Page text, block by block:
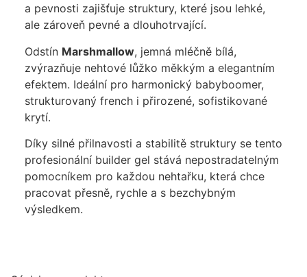
a pevnosti zajišťuje struktury, které jsou lehké,
ale zároveň pevné a dlouhotrvající.
Odstín Marshmallow, jemná mléčně bílá,
zvýrazňuje nehtové lůžko měkkým a elegantním
efektem. Ideální pro harmonický babyboomer,
strukturovaný french i přirozené, sofistikované
krytí.
Díky silné přilnavosti a stabilitě struktury se tento
profesionální builder gel stává nepostradatelným
pomocníkem pro každou nehtařku, která chce
pracovat přesně, rychle a s bezchybným
výsledkem.